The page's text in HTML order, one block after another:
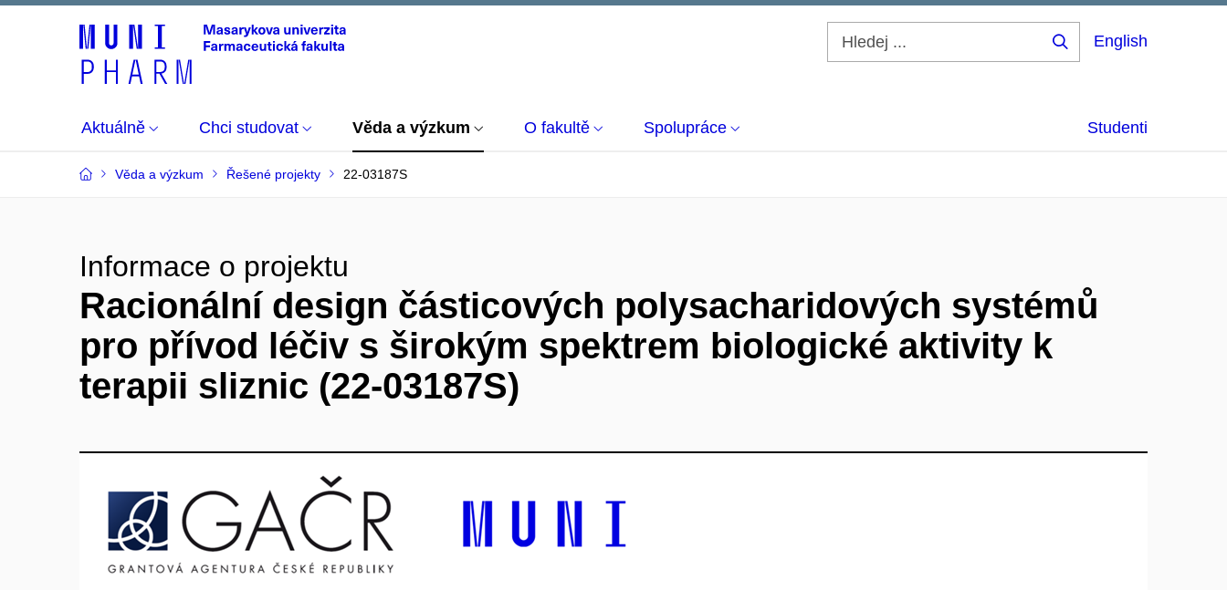
English
Aktuálně Chci studovat Věda a výzkum O fakultě Spolupráce Studenti
Věda a výzkum Řešené projekty 22-03187S
Informace o projektu
Racionální design částicových polysacharidových systémů
pro přívod léčiv s širokým spektrem biologické aktivity k
terapii sliznic (22-03187S)